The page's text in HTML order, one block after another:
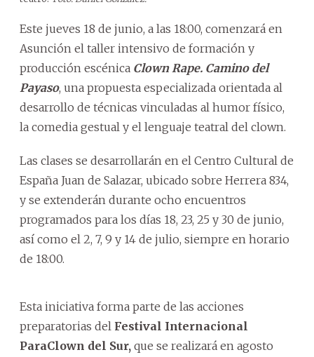
Este jueves 18 de junio, a las 18:00, comenzará en
Asunción el taller intensivo de formación y
producción escénica Clown Rape. Camino del
Payaso, una propuesta especializada orientada al
desarrollo de técnicas vinculadas al humor físico,
la comedia gestual y el lenguaje teatral del clown.
Las clases se desarrollarán en el Centro Cultural de
España Juan de Salazar, ubicado sobre Herrera 834,
y se extenderán durante ocho encuentros
programados para los días 18, 23, 25 y 30 de junio,
así como el 2, 7, 9 y 14 de julio, siempre en horario
de 18:00.
Esta iniciativa forma parte de las acciones
preparatorias del Festival Internacional
ParaClown del Sur, que se realizará en agosto